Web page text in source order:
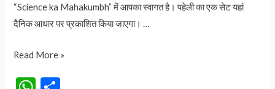
“Science ka Mahakumbh” में आपका स्वागत है। पहेली का एक सेट यहां
दैनिक आधार पर प्रकाशित किया जाएगा। …
BRAIN
Read More »